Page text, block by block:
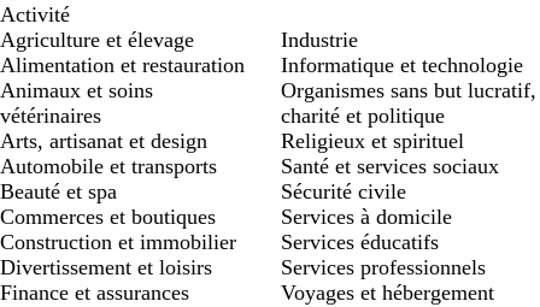
Activité
Agriculture et élevage
Alimentation et restauration
Animaux et soins
vétérinaires
Arts, artisanat et design
Automobile et transports
Beauté et spa
Commerces et boutiques
Construction et immobilier
Divertissement et loisirs
Finance et assurances
Industrie
Informatique et technologie
Organismes sans but lucratif,
charité et politique
Religieux et spirituel
Santé et services sociaux
Sécurité civile
Services à domicile
Services éducatifs
Services professionnels
Voyages et hébergement